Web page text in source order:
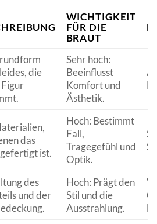
WICHTIGKEIT
FÜR DIE
BRAUT
die
Sehr hoch:
Beeinflusst
Komfort und
Ästhetik.
das
ist.
Hoch: Bestimmt
Fall,
Tragegefühl und
Optik.
des
und der
Hoch: Prägt den
Stil und die
Ausstrahlung.